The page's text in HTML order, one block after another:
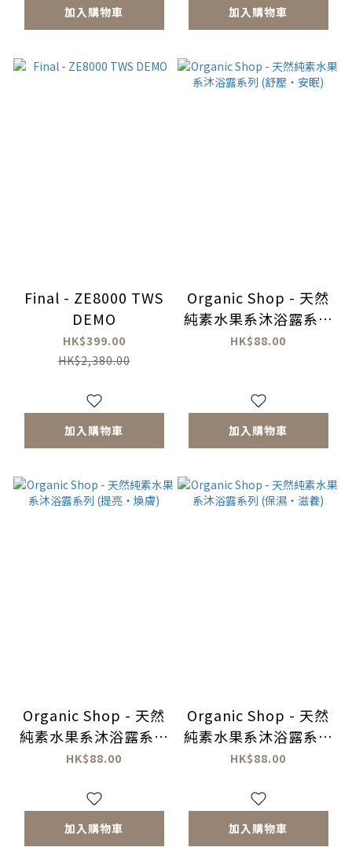
加入購物車 加入購物車
Final - ZE8000 TWS
DEMO
HK$399.00
HK$2,380.00
加入購物車
Organic Shop - 天然
純素水果系沐浴露系列
(舒壓・安眠)
HK$88.00
加入購物車
Organic Shop - 天然
純素水果系沐浴露系列
(提亮・煥膚)
HK$88.00
加入購物車
Organic Shop - 天然
純素水果系沐浴露系列
(保濕・滋養)
HK$88.00
加入購物車